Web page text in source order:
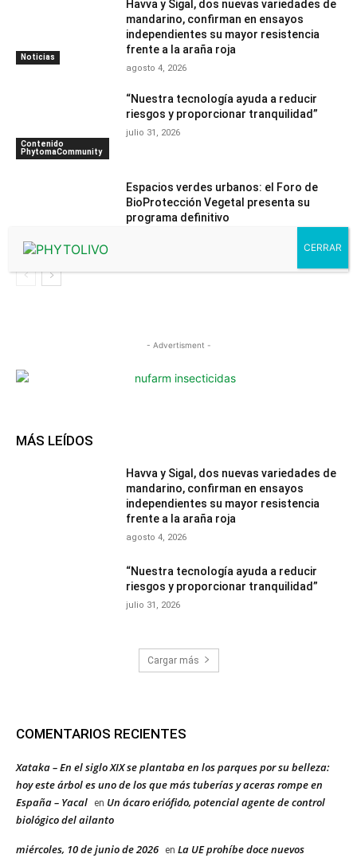
Noticias
Havva y Sigal, dos nuevas variedades de
mandarino, confirman en ensayos
independientes su mayor resistencia
frente a la araña roja
agosto 4, 2026
Contenido
PhytomaCommunity
“Nuestra tecnología ayuda a reducir
riesgos y proporcionar tranquilidad”
julio 31, 2026
Noticias
Espacios verdes urbanos: el Foro de
BioProtección Vegetal presenta su
programa definitivo
- Advertisment -
MÁS LEÍDOS
Havva y Sigal, dos nuevas variedades de
mandarino, confirman en ensayos
independientes su mayor resistencia
frente a la araña roja
agosto 4, 2026
“Nuestra tecnología ayuda a reducir
riesgos y proporcionar tranquilidad”
julio 31, 2026
Cargar más
COMENTARIOS RECIENTES
Xataka – En el siglo XIX se plantaba en los parques por su belleza:
hoy este árbol es uno de los que más tuberías y aceras rompe en
España – Yacal
en Un ácaro eriófido, potencial agente de control
biológico del ailanto
miércoles, 10 de junio de 2026 en La UE prohíbe doce nuevos